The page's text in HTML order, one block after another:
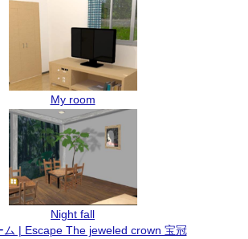
My room
Night fall
ム | Escape The jeweled crown 宝冠